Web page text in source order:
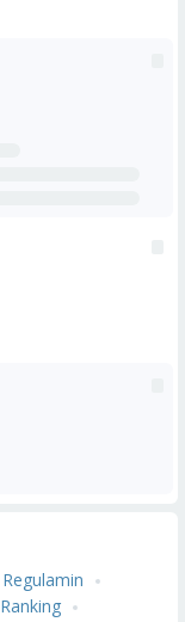
Regulamin
Ranking